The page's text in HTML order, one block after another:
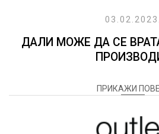
03.02.2023.
ДАЛИ МОЖЕ ДА СЕ
ПРИКАЖИ